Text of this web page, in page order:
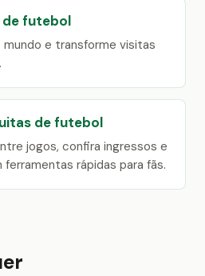
de futebol
e transforme visitas
de futebol
jogos, confira ingressos e
rápidas para fãs.